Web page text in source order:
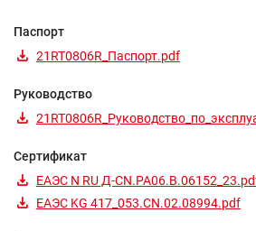
Паспорт
21RT0806R_Паспорт.pdf
Руководство
Сертификат
ЕАЭС N RU Д-
ЕАЭС KG 417_053.CN.02.08994.pdf